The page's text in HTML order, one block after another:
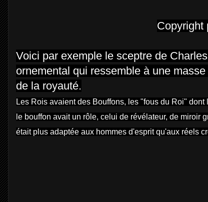
Copyright
Voici par exemple le sceptre de
ornemental qui ressemble à une
de la royauté.
Les Rois avaient des Bouffons, les "fous du Roi"
le bouffon avait un rôle, celui de révélateur, de miroir
était plus adaptée aux hommes d'esprit qu'aux réels